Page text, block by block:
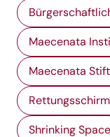
Maecenata
Maecenata
Shrinking Space